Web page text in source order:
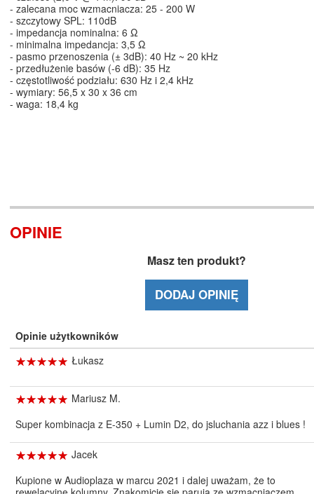
- zalecana moc wzmacniacza: 25 - 200 W
- szczytowy SPL: 110dB
- impedancja nominalna: 6 Ω
- minimalna impedancja: 3,5 Ω
- pasmo przenoszenia (± 3dB): 40 Hz ~ 20 kHz
- przedłużenie basów (-6 dB): 35 Hz
- częstotliwość podziału: 630 Hz i 2,4 kHz
- wymiary: 56,5 x 30 x 36 cm
- waga: 18,4 kg
OPINIE
Masz ten produkt?
DODAJ OPINIĘ
Opinie użytkowników
☆☆☆☆☆
★★★★★ Łukasz
☆☆☆☆☆
★★★★★ Mariusz M.
Super kombinacja z E-350 + Lumin D2, do jsluchania azz i blues !
☆☆☆☆☆
★★★★★ Jacek
Kupione w Audioplaza w marcu 2021 i dalej uważam, że to